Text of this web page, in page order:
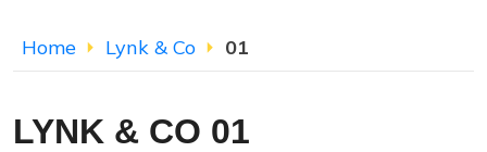
Home Lynk & Co 01
LYNK & CO 01